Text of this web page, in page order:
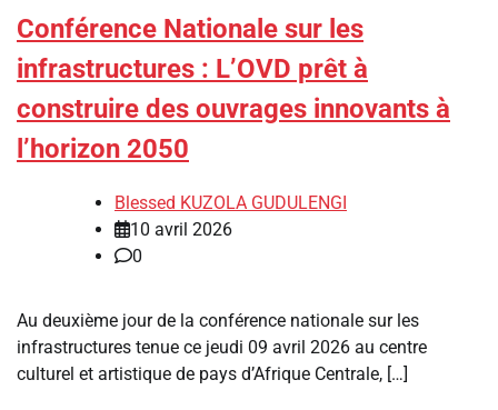
Conférence Nationale sur les
infrastructures : ‎L’OVD prêt à
construire des ouvrages innovants à
l’horizon 2050
Blessed KUZOLA GUDULENGI
10 avril 2026
0
Au deuxième jour de la conférence nationale sur les
infrastructures tenue ce jeudi 09 avril 2026 au centre
culturel et artistique de pays d’Afrique Centrale, […]